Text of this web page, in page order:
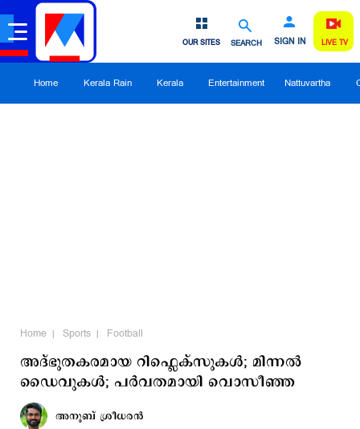
SEARCH SIGN IN
OUR SITES LIVE TV
Home Kerala Rain Kerala Entertainment Nattuvartha
Home Sports Football
അദ്ഭുതകരമായ റിഫ്ലെക്സുകള്‍; മിന്നല്‍
ഡൈവുകള്‍; പര്‍വതമായി വൊസീഞ്ഞ
അനൂബ് ശ്രീധരന്‍